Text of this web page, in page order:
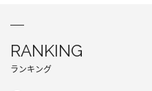
RANKING
ランキング